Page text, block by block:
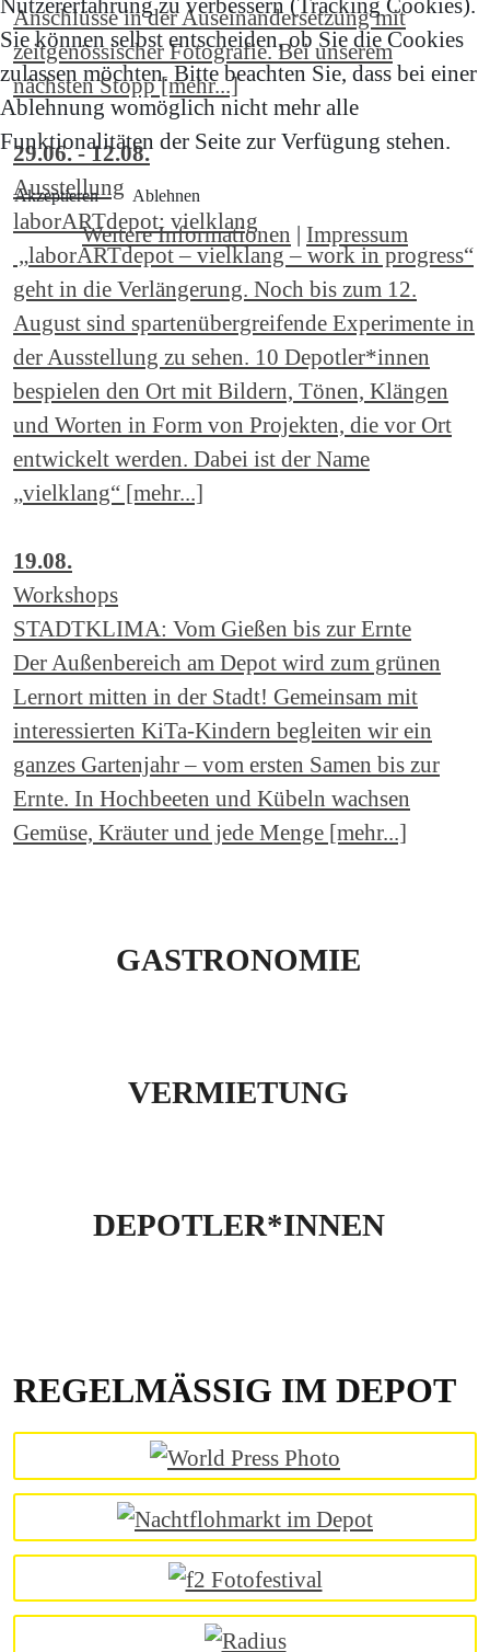
Anschlüsse in der Auseinandersetzung mit
zeitgenössischer Fotografie. Bei unserem
nächsten Stopp [mehr...]
29.06. - 12.08.
Ausstellung
laborARTdepot: vielklang
„laborARTdepot – vielklang – work in progress“
geht in die Verlängerung. Noch bis zum 12.
August sind spartenübergreifende Experimente in
der Ausstellung zu sehen. 10 Depotler*innen
bespielen den Ort mit Bildern, Tönen, Klängen
und Worten in Form von Projekten, die vor Ort
entwickelt werden. Dabei ist der Name
„vielklang“ [mehr...]
19.08.
Workshops
STADTKLIMA: Vom Gießen bis zur Ernte
Der Außenbereich am Depot wird zum grünen
Lernort mitten in der Stadt! Gemeinsam mit
interessierten KiTa-Kindern begleiten wir ein
ganzes Gartenjahr – vom ersten Samen bis zur
Ernte. In Hochbeeten und Kübeln wachsen
Gemüse, Kräuter und jede Menge [mehr...]
GASTRONOMIE
VERMIETUNG
DEPOTLER*INNEN
REGELMÄSSIG IM DEPOT
Sie können selbst entscheiden, ob Sie die Cookies
zulassen möchten. Bitte beachten Sie, dass bei einer
Ablehnung womöglich nicht mehr alle
Funktionalitäten der Seite zur Verfügung stehen.
Akzeptieren Ablehnen
Weitere Informationen | Impressum